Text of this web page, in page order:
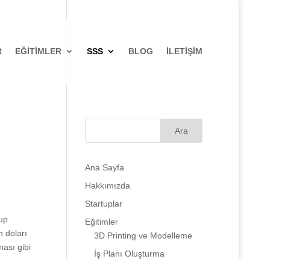
EĞITIMLER SSS BLOG İLETIŞIM
doları
gibi
Ana Sayfa
Hakkımızda
Startuplar
Eğitimler
3D Printing ve Modelleme
İş Planı Oluşturma